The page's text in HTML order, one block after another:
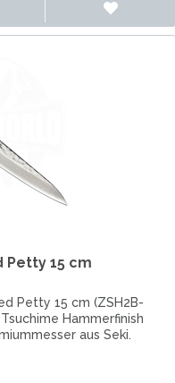
Petty 15 cm
Petty 15 cm (ZSH2B-
Hammerfinish
aus Seki.